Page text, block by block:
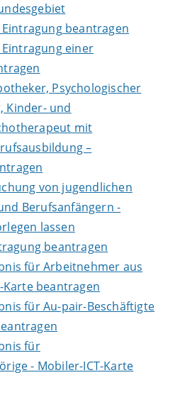
beantragen
einer
Psychologischer
Kinder- und
mit
–
von jugendlichen
Berufsanfängern -
lassen
beantragen
für Arbeitnehmer aus
beantragen
für Au-pair-Beschäftigte
für
- Mobiler-ICT-Karte